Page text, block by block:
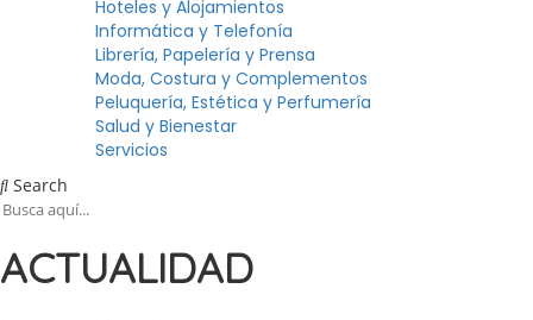
Hoteles y Alojamientos
Informática y Telefonía
Librería, Papelería y Prensa
Moda, Costura y Complementos
Peluquería, Estética y Perfumería
Salud y Bienestar
Servicios
Search
ACTUALIDAD